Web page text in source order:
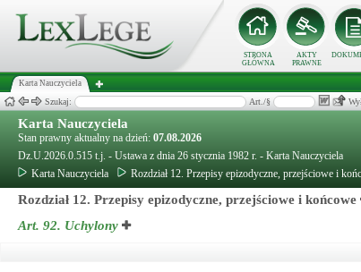
STRONA
GŁÓWNA
AKTY
PRAWNE
Karta Nauczyciela
Szukaj: Art./§
Karta Nauczyciela
Stan prawny aktualny na dzień: 07.08.2026
Dz.U.2026.0.515 t.j. - Ustawa z dnia 26 stycznia 1982 r. - Karta Nauczyciela
Karta Nauczyciela
Rozdział 12. Przepisy epizodyczne, przejściowe i
Rozdział 12. Przepisy epizodyczne, przejściowe i końcowe
Art. 92. Uchylony